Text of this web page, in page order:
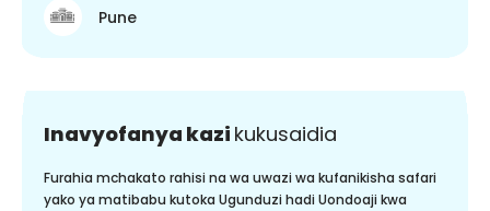
Pune
Inavyofanya kazi kukusaidia
Furahia mchakato rahisi na wa uwazi wa kufanikisha safari
yako ya matibabu kutoka Ugunduzi hadi Uondoaji kwa